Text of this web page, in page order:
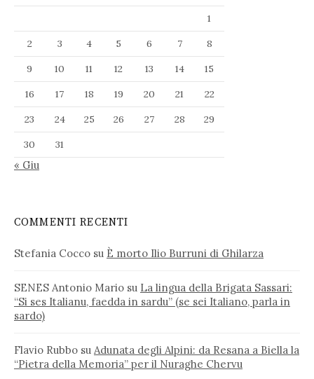
1
2
3 4 5 6 7
8
9
10 11 12 13 14
15
16
17 18 19 20 21
22
23
24 25 26 27 28
29
30
31
« Giu
COMMENTI RECENTI
Stefania Cocco su È morto Ilio Burruni di Ghilarza
SENES Antonio Mario su La lingua della Brigata Sassari:
“Si ses Italianu, faedda in sardu” (se sei Italiano, parla in
sardo)
Flavio Rubbo su Adunata degli Alpini: da Resana a Biella la
“Pietra della Memoria” per il Nuraghe Chervu